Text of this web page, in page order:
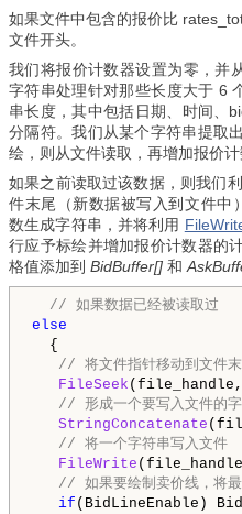
如果文件中包含的报价比
文件开头。
我们将报价计数器设置为零，并
字符串处理针对那些长度大于 6
串长度，其中包括日期、时间、
分隔符。我们从某个字符串提取
绘，则从文件读取，再增加报价计
如果之前读取过该数据，则我们
件末尾（新数据被写入到文件中
数生成字符串，并将利用
行应予标绘并增加报价计数器的
格值添加到 BidBuffer[] 和
// 如果数据已经被读取过
else
{
// 将文件指针移动到文件
FileSeek (file_handle,
// 形成一个要写入文件的
StringConcatenate
// 将一个字符串写入文件
FileWrite
// 如果要绘制卖价线，将
if (BidLineEnable)